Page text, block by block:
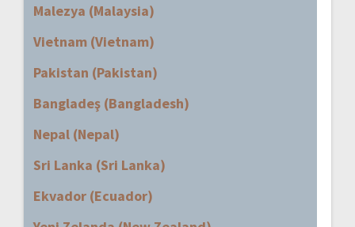
Malezya (Malaysia)
Vietnam (Vietnam)
Pakistan (Pakistan)
Bangladeş (Bangladesh)
Nepal (Nepal)
Sri Lanka (Sri Lanka)
Ekvador (Ecuador)